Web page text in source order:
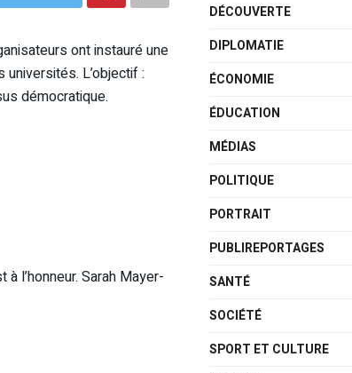
ont instauré une
L’objectif :
démocratique.
l’honneur. Sarah Mayer-
DÉCOUVERTE
DIPLOMATIE
ÉCONOMIE
ÉDUCATION
MÉDIAS
POLITIQUE
PORTRAIT
PUBLIREPORTAGES
SANTÉ
SOCIÉTÉ
SPORT ET CULTURE